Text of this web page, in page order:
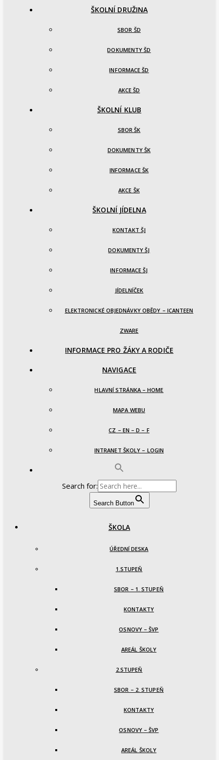
ŠKOLNÍ DRUŽINA
SBOR ŠD
DOKUMENTY ŠD
INFORMACE ŠD
AKCE ŠD
ŠKOLNÍ KLUB
SBOR ŠK
DOKUMENTY ŠK
INFORMACE ŠK
AKCE ŠK
ŠKOLNÍ JÍDELNA
KONTAKT ŠJ
DOKUMENTY ŠJ
INFORMACE ŠJ
JÍDELNÍČEK
ELEKTRONICKÉ OBJEDNÁVKY OBĚDY – ICANTEEN
ZWARE
INFORMACE PRO ŽÁKY A RODIČE
NAVIGACE
HLAVNÍ STRÁNKA – HOME
MAPA WEBU
CZ – EN – D – F
INTRANET ŠKOLY – LOGIN
Search for:
Search Button
ŠKOLA
ÚŘEDNÍ DESKA
1.STUPEŇ
SBOR – 1. STUPEŇ
KONTAKTY
OSNOVY – ŠVP
AREÁL ŠKOLY
2.STUPEŇ
SBOR – 2. STUPEŇ
KONTAKTY
OSNOVY – ŠVP
AREÁL ŠKOLY